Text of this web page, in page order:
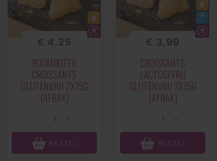
ROOMBOTER
CROISSANTS
GLUTENVRIJ 2X75G
(AFBAK)
€ 4,25
+
BESTEL
CROISSANTS
LACTOSEVRIJ
GLUTENVRIJ 2X75G
(AFBAK)
€ 3,99
+
BESTEL